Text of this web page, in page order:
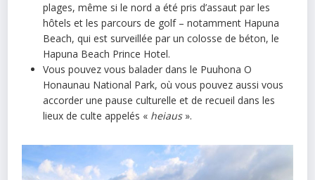
plages, même si le nord a été pris d’assaut par les
hôtels et les parcours de golf – notamment Hapuna
Beach, qui est surveillée par un colosse de béton, le
Hapuna Beach Prince Hotel.
Vous pouvez vous balader dans le Puuhona O
Honaunau National Park, où vous pouvez aussi vous
accorder une pause culturelle et de recueil dans les
lieux de culte appelés « heiaus».